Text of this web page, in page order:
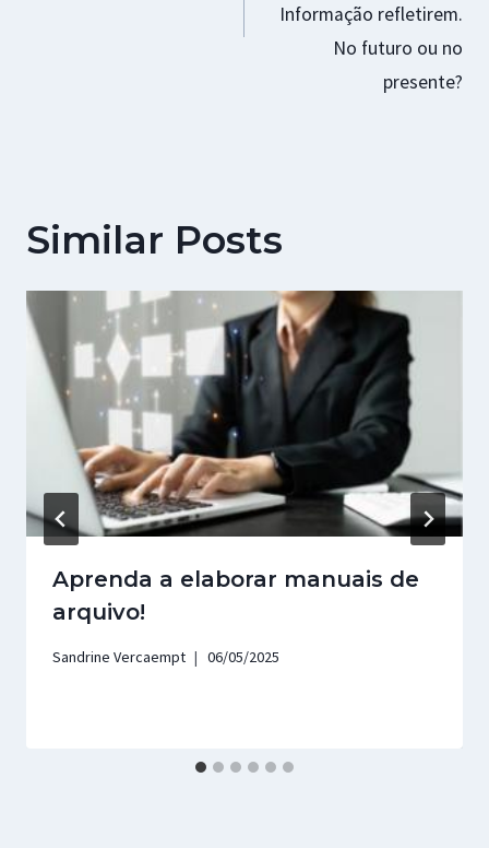
Informação refletirem.
No futuro ou no
presente?
Similar Posts
Aprenda a elaborar manuais de
arquivo!
Sandrine Vercaempt 06/05/2025